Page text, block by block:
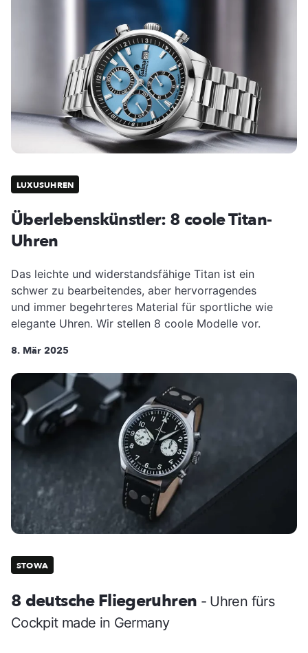
LUXUSUHREN
Überlebenskünstler: 8 coole Titan-
Uhren
Das leichte und widerstandsfähige Titan ist ein
schwer zu bearbeitendes, aber hervorragendes
und immer begehrteres Material für sportliche wie
elegante Uhren. Wir stellen 8 coole Modelle vor.
8. Mär 2025
STOWA
8 deutsche Fliegeruhren - Uhren fürs
Cockpit made in Germany